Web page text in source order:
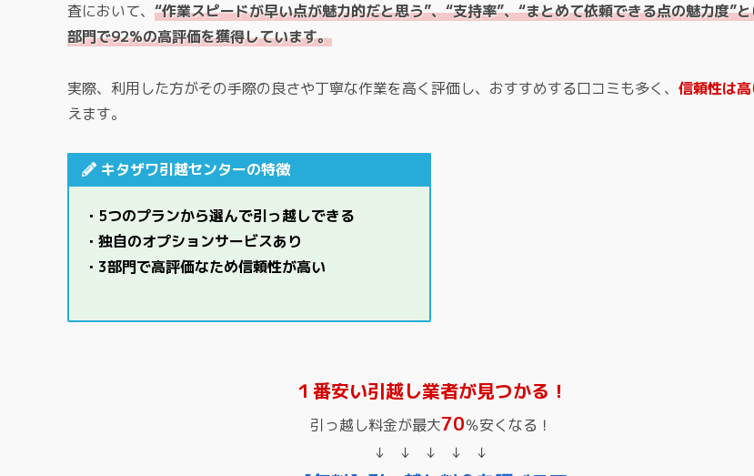
査において、 “作業スピードが早い点が魅力的だと思う”、“支持率”、“まとめて依頼できる点の魅力度”
部門で92%の高評価を獲得しています。
実際、利用した方がその手際の良さや丁寧な作業を高く評価し、おすすめする口コミも多く、 信頼性は高
えます。
キタザワ引越センターの特徴
・5つのプランから選んで引っ越しできる
・独自のオプションサービスあり
・3部門で高評価なため信頼性が高い
１番安い引越し業者が見つかる！
引っ越し料金が最大70％安くなる！
↓ ↓ ↓ ↓ ↓